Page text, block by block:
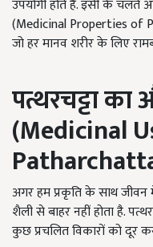
उपयोगी होते हैं. इसी के
(Medicinal Properties of
जो हर मानव शरीर के लिए
पत्थरचट्टाका
(Medicinal
अगर हम प्रकृति के साथ जीवन
शैली से बाहर नहीं होता है.
कुछ प्रचलित विकारों को दूर